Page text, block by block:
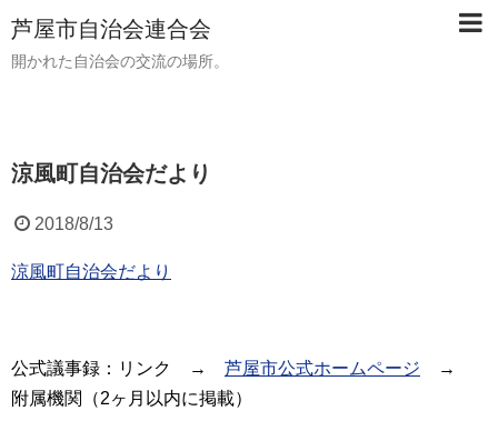
芦屋市自治会連合会
開かれた自治会の交流の場所。
涼風町自治会だより
2018/8/13
涼風町自治会だより
公式議事録：リンク → 芦屋市公式ホームページ →
附属機関（2ヶ月以内に掲載）